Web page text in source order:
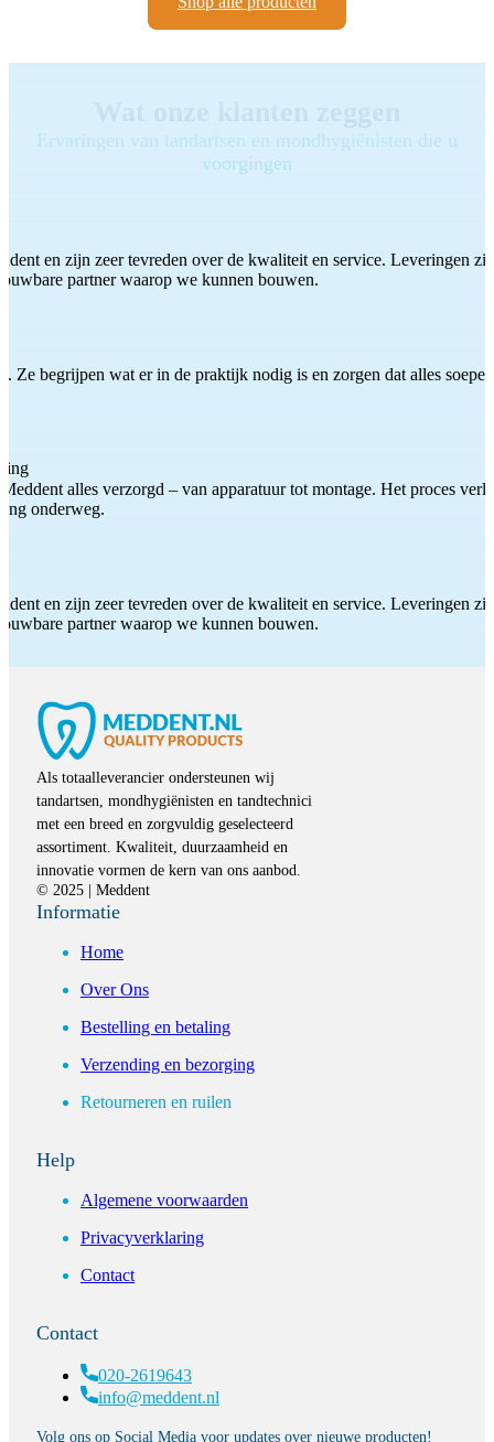
Ervaringen van tandartsen en mondhygiënisten die u
voorgingen
en zijn zeer tevreden over de kwaliteit en service. Leveringen
partner waarop we kunnen bouwen.
Ze begrijpen wat er in de praktijk nodig is en zorgen dat alles
alles verzorgd – van apparatuur tot montage. Het proces
onderweg.
en zijn zeer tevreden over de kwaliteit en service. Leveringen
partner waarop we kunnen bouwen.
Als totaalleverancier ondersteunen wij
tandartsen, mondhygiënisten en tandtechnici
met een breed en zorgvuldig geselecteerd
assortiment. Kwaliteit, duurzaamheid en
innovatie vormen de kern van ons aanbod.
© 2025 | Meddent
Informatie
Home
Over Ons
Bestelling en betaling
Verzending en bezorging
Retourneren en ruilen
Help
Algemene voorwaarden
Privacyverklaring
Contact
Contact
020-2619643
info@meddent.nl
Volg ons op Social Media voor updates over nieuwe producten!